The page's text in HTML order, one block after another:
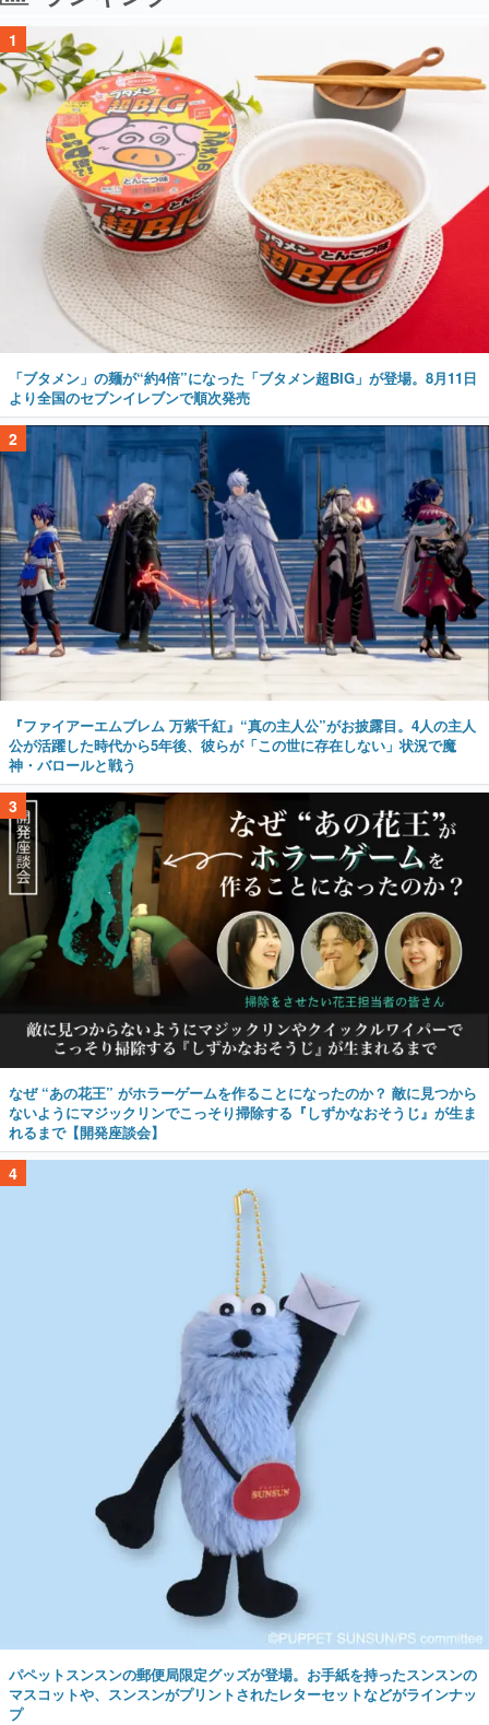
1
「ブタメン」の麺が“約4倍”になった「ブタメン超BIG」が登場。8月11日
より全国のセブンイレブンで順次発売
2
『ファイアーエムブレム 万紫千紅』“真の主人公”がお披露目。4人の主人
公が活躍した時代から5年後、彼らが「この世に存在しない」状況で魔
神・バロールと戦う
3
なぜ “あの花王” がホラーゲームを作ることになったのか？ 敵に見つから
ないようにマジックリンでこっそり掃除する『しずかなおそうじ』が生ま
れるまで【開発座談会】
4
パペットスンスンの郵便局限定グッズが登場。お手紙を持ったスンスンの
マスコットや、スンスンがプリントされたレターセットなどがラインナッ
プ